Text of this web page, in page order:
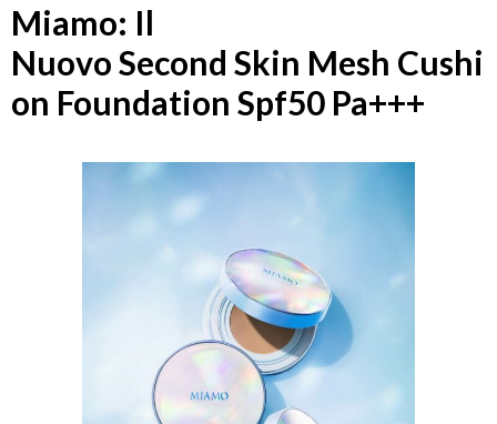
Miamo: Il
Nuovo Second Skin Mesh Cushi
on Foundation Spf50 Pa+++